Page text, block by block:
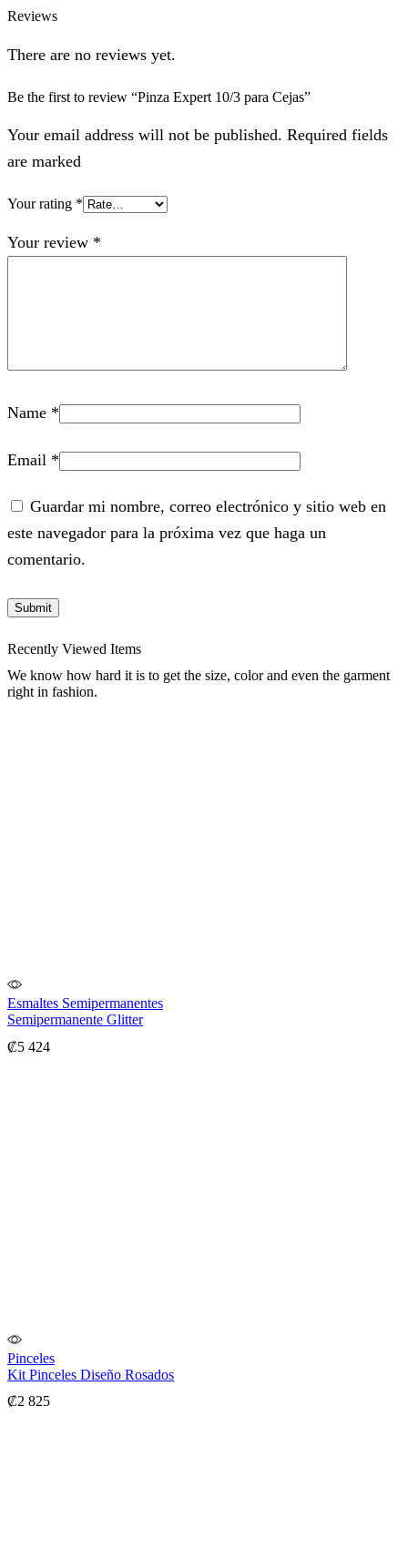
Reviews
There are no reviews yet.
Be the first to review “Pinza Expert 10/3 para Cejas”
Your email address will not be published. Required fields
are marked
Your rating *
Your review *
Name *
Email *
Guardar mi nombre, correo electrónico y sitio web en
este navegador para la próxima vez que haga un
comentario.
Recently Viewed Items
We know how hard it is to get the size, color and even the garment
right in fashion.
Esmaltes Semipermanentes
Semipermanente Glitter
₡5 424
Pinceles
Kit Pinceles Diseño Rosados
₡2 825